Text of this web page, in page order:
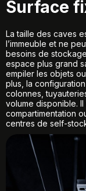
Surface
La taille des caves
l’immeuble et ne
besoins de
espace plus grand
empiler les objets
plus, la
colonnes,
volume disponible. Il
compartimentation
centres de self-